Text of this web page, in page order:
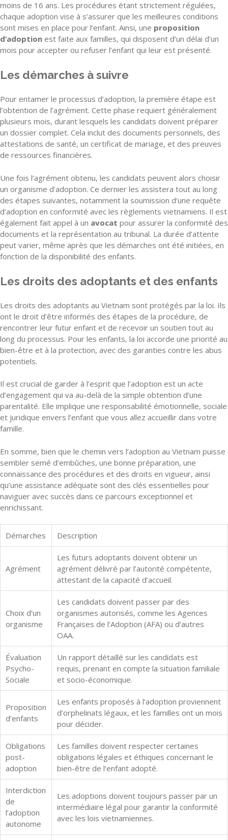
moins de 16 ans. Les procédures étant strictement régulées,
chaque adoption vise à s’assurer que les meilleures conditions
sont mises en place pour l’enfant. Ainsi, une proposition
d’adoption est faite aux familles, qui disposent d’un délai d’un
mois pour accepter ou refuser l’enfant qui leur est présenté.
Les démarches à suivre
Pour entamer le processus d’adoption, la première étape est
l’obtention de l’agrément. Cette phase requiert généralement
plusieurs mois, durant lesquels les candidats doivent préparer
un dossier complet. Cela inclut des documents personnels, des
attestations de santé, un certificat de mariage, et des preuves
de ressources financières.
Une fois l’agrément obtenu, les candidats peuvent alors choisir
un organisme d’adoption. Ce dernier les assistera tout au long
des étapes suivantes, notamment la soumission d’une requête
d’adoption en conformité avec les règlements vietnamiens. Il est
également fait appel à un avocat pour assurer la conformité des
documents et la représentation au tribunal. La durée d’attente
peut varier, même après que les démarches ont été initiées, en
fonction de la disponibilité des enfants.
Les droits des adoptants et des enfants
Les droits des adoptants au Vietnam sont protégés par la loi. Ils
ont le droit d’être informés des étapes de la procédure, de
rencontrer leur futur enfant et de recevoir un soutien tout au
long du processus. Pour les enfants, la loi accorde une priorité au
bien-être et à la protection, avec des garanties contre les abus
potentiels.
Il est crucial de garder à l’esprit que l’adoption est un acte
d’engagement qui va au-delà de la simple obtention d’une
parentalité. Elle implique une responsabilité émotionnelle, sociale
et juridique envers l’enfant que vous allez accueillir dans votre
famille.
En somme, bien que le chemin vers l’adoption au Vietnam puisse
sembler semé d’embûches, une bonne préparation, une
connaissance des procédures et des droits en vigueur, ainsi
qu’une assistance adéquate sont des clés essentielles pour
naviguer avec succès dans ce parcours exceptionnel et
enrichissant.
Démarches Description
Agrément
Les futurs adoptants doivent obtenir un
agrément délivré par l’autorité compétente,
attestant de la capacité d’accueil.
Choix d’un
organisme
Les candidats doivent passer par des
organismes autorisés, comme les Agences
Françaises de l’Adoption (AFA) ou d’autres
OAA.
Évaluation
Psycho-
Sociale
Un rapport détaillé sur les candidats est
requis, prenant en compte la situation familiale
et socio-économique.
Proposition
d’enfants
Les enfants proposés à l’adoption proviennent
d’orphelinats légaux, et les familles ont un mois
pour décider.
Obligations
post-
adoption
Les familles doivent respecter certaines
obligations légales et éthiques concernant le
bien-être de l’enfant adopté.
Interdiction
de
l’adoption
autonome
Les adoptions doivent toujours passer par un
intermédiaire légal pour garantir la conformité
avec les lois vietnamiennes.